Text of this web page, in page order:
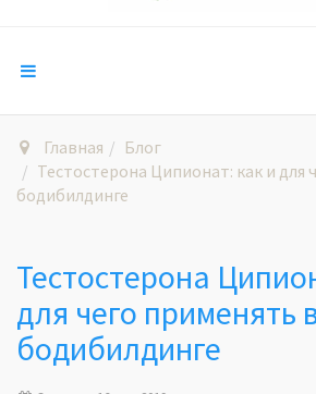
Главная
Блог
Тестостерона Ципионат: как и для
бодибилдинге
Тестостерона
для чего применять
бодибилдинге